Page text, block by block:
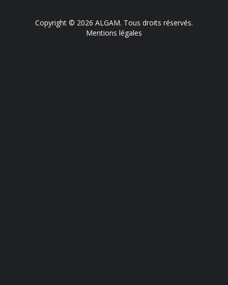
Copyright © 2026 ALGAM. Tous droits réservés.
Mentions légales